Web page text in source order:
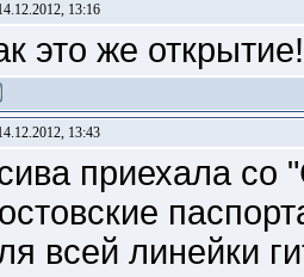
13:16
это же
13:43
приехала со
всей линейки